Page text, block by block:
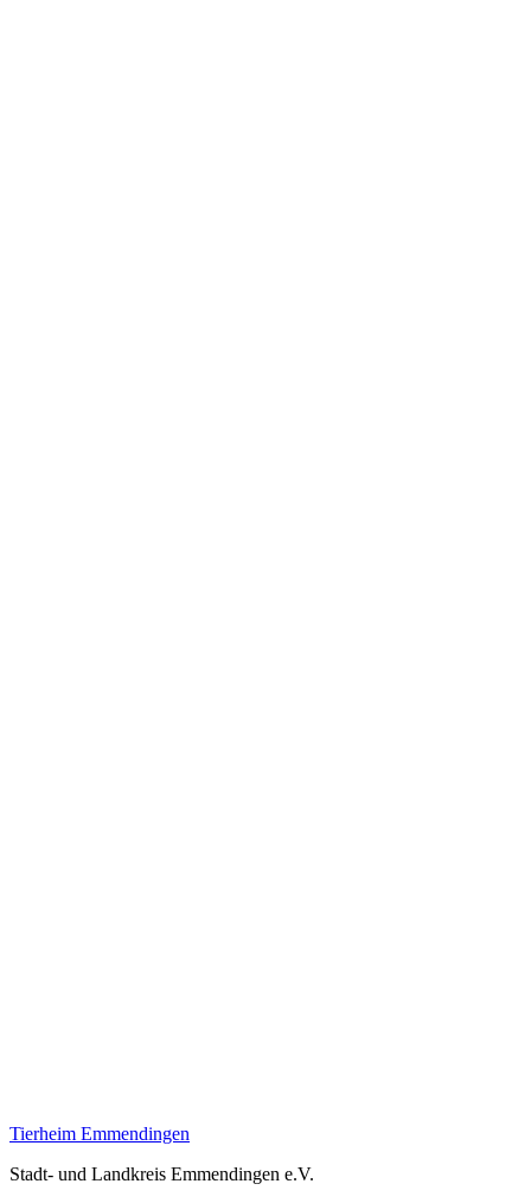
Tierheim Emmendingen
Stadt- und Landkreis Emmendingen e.V.